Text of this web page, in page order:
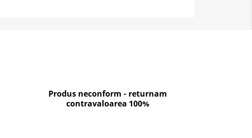
Produs neconform - returnam
contravaloarea 100%